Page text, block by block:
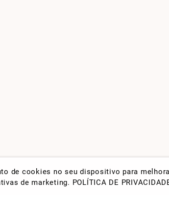
de cookies no seu dispositivo para
de marketing. POLÍTICA DE